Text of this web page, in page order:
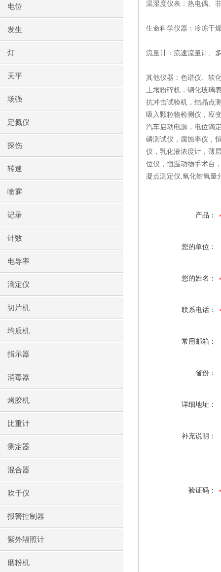
电位
发生
灯
天平
场强
定氮仪
探伤
转速
喷雾
记录
计数
电导率
滴定仪
切片机
均质机
指示器
消毒器
烤胶机
比重计
测定器
混合器
吹干仪
报警控制器
紫外辐照计
磨粉机
温湿度仪表：热电偶、
生命科学仪器：冷冻干
流量计：流速流量计、
其他仪器：色谱仪、软
土壤粉碎机，钢化玻璃
抗冲击试验机，结晶点
吸入颗粒物检测仪，应
汽车启动电源，电位滴
磷测试仪，腐蚀率仪，
仪，乳化液浓度计，薄
位仪，恒温动物手术台
凝点测定仪,氧化锆氧量
产品：
您的单位：
您的姓名：
联系电话：
常用邮箱：
省份：
详细地址：
补充说明：
验证码：